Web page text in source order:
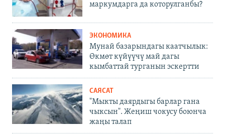
маркумдарга да которулганбы?
ЭКОНОМИКА
Мунай базарындагы каатчылык:
Өкмөт күйүүчү май дагы
кымбаттай турганын эскертти
САЯСАТ
"Мыкты даярдыгы барлар гана
чыксын". Жеңиш чокусу боюнча
жаңы талап